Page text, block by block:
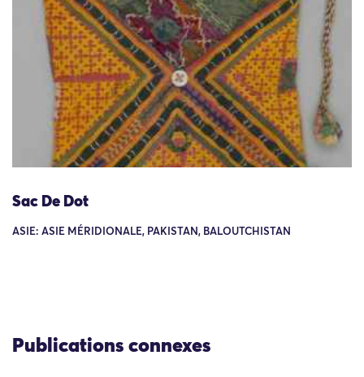
Sac De Dot
ASIE: ASIE MÉRIDIONALE, PAKISTAN, BALOUTCHISTAN
Publications connexes